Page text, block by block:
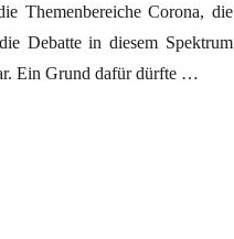
Themenbereiche Corona, die
Debatte in diesem Spektrum
Ein Grund dafür dürfte …